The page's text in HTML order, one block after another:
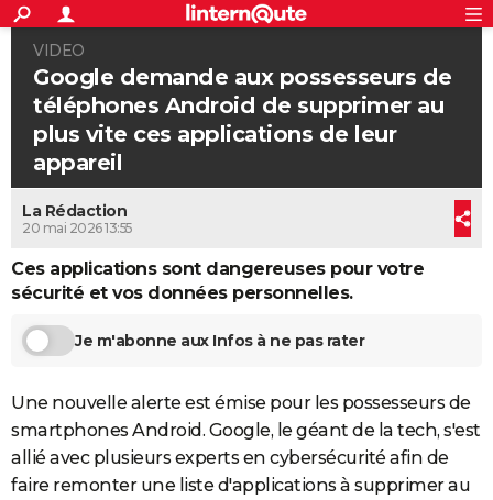
ACTUALITÉS
SPORT
Coupe du monde 2026
Football
Tennis
Cyclisme
Rugby
Forum
CULTURE
Programme TV
Sorties cinéma
FINANCE
AUTO
Mobiles
Meilleur smartphone
Internet
Ordinateurs
Jeux vidéo
Guide high-tech
+
BRICOLAGE
Forum
Aménagement intérieur
Extérieur
Cuisine
Salle de bains
Jardinage
Rangement
WEEK-END
Art de vivre
Bien-être
Loisirs
Mode
Modes de vie
+SANTE
Alimentation
Guide de la santé
Maladies
Médicaments
Sommeil
+VOYAGE
VIDEO
Google demande aux possesseurs de
téléphones Android de supprimer au
plus vite ces applications de leur
appareil
La Rédaction
20 mai 2026 13:55
Ces applications sont dangereuses pour votre
sécurité et vos données personnelles.
Je m'abonne aux Infos à ne pas rater
Une nouvelle alerte est émise pour les possesseurs de
smartphones Android. Google, le géant de la tech, s'est
allié avec plusieurs experts en cybersécurité afin de
faire remonter une liste d'applications à supprimer au